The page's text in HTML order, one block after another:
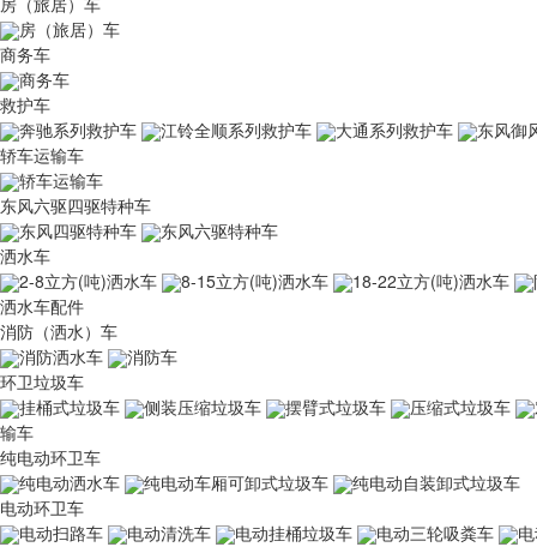
房（旅居）车
商务车
商务车
救护车
奔驰系列救护车
江铃全顺系列救护车 大通系列救护车
东风御
轿车运输车
轿车运输车
东风六驱四驱特种车
东风四驱特种车
东风六驱特种车
洒水车
2-8立方(吨)洒水车
8-15立方(吨)洒水车 18-22立方(吨)洒水车
洒水车配件
消防（洒水）车
消防洒水车
消防车
环卫垃圾车
挂桶式垃圾车
侧装压缩垃圾车 摆臂式垃圾车 压缩式垃圾车
输车
纯电动环卫车
纯电动洒水车
纯电动车厢可卸式垃圾车
纯电动自装卸式垃圾车
电动环卫车
电动扫路车
电动清洗车 电动挂桶垃圾车 电动三轮吸粪车